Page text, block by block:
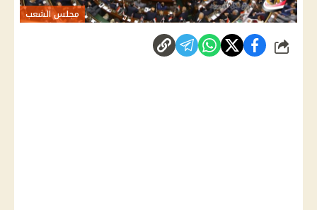
مجلس الشعب
شارك